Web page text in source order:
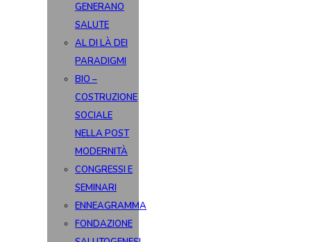
GENERANO
SALUTE
AL DI LÀ DEI
PARADIGMI
BIO –
COSTRUZIONE
SOCIALE
NELLA POST
MODERNITÀ
CONGRESSI E
SEMINARI
ENNEAGRAMMA
FONDAZIONE